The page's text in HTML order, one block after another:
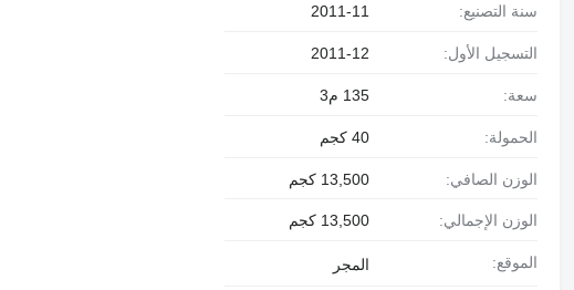
سنة التصنيع: 2011-11
التسجيل الأول: 2011-12
سعة: 135 م3
الحمولة: 40 كجم
الوزن الصافي: 13,500 كجم
الوزن الإجمالي: 13,500 كجم
الموقع: المجر